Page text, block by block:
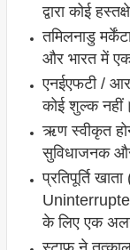
द्वारा कोई
तमिलनाडु
और भारत में
एनईएफटी /
कोई शुल्क नहीं।
ऋण स्वीकृत
सुविधाजनक
प्रतिपूर्ति
के लिए एक